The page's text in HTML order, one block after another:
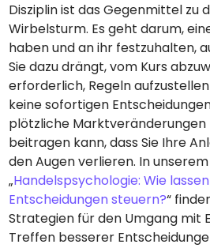
Disziplin ist das Gegenmittel zu
Wirbelsturm. Es geht darum,
haben und an ihr festzuhalten,
Sie dazu drängt, vom Kurs
erforderlich, Regeln aufzustellen
keine sofortigen
plötzliche Marktveränderungen
beitragen kann, dass Sie Ihre
den Augen verlieren. In
„Handelspsychologie: Wie
Entscheidungen steuern?“
Strategien für den Umgang mit
Treffen besserer